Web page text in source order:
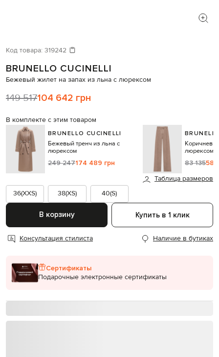
Код товара: 319242
BRUNELLO CUCINELLI
Бежевый жилет на запах из льна с люрексом
149 517104 642 грн
В комплекте с этим товаром
BRUNELLO CUCINELLI
Бежевый тренч из льна с
люрексом
249 247174 489 грн
люрексом
83 13558
Таблица размеров
36(XXS)
38(XS) 40(S)
В корзину Купить в 1 клик
Консультация стилиста Наличие в бутиках
Сертификаты
Подарочные электронные сертификаты